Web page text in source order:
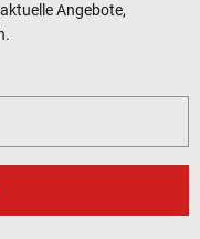
Angebote,